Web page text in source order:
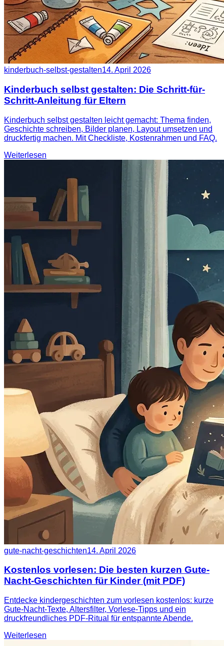
kinderbuch-selbst-gestalten14. April 2026
Kinderbuch selbst gestalten: Die Schritt-für-
Schritt-Anleitung für Eltern
Kinderbuch selbst gestalten leicht gemacht: Thema finden,
Geschichte schreiben, Bilder planen, Layout umsetzen und
druckfertig machen. Mit Checkliste, Kostenrahmen und FAQ.
Weiterlesen
gute-nacht-geschichten14. April 2026
Kostenlos vorlesen: Die besten kurzen Gute-
Nacht-Geschichten für Kinder (mit PDF)
Entdecke kindergeschichten zum vorlesen kostenlos: kurze
Gute-Nacht-Texte, Altersfilter, Vorlese-Tipps und ein
druckfreundliches PDF-Ritual für entspannte Abende.
Weiterlesen